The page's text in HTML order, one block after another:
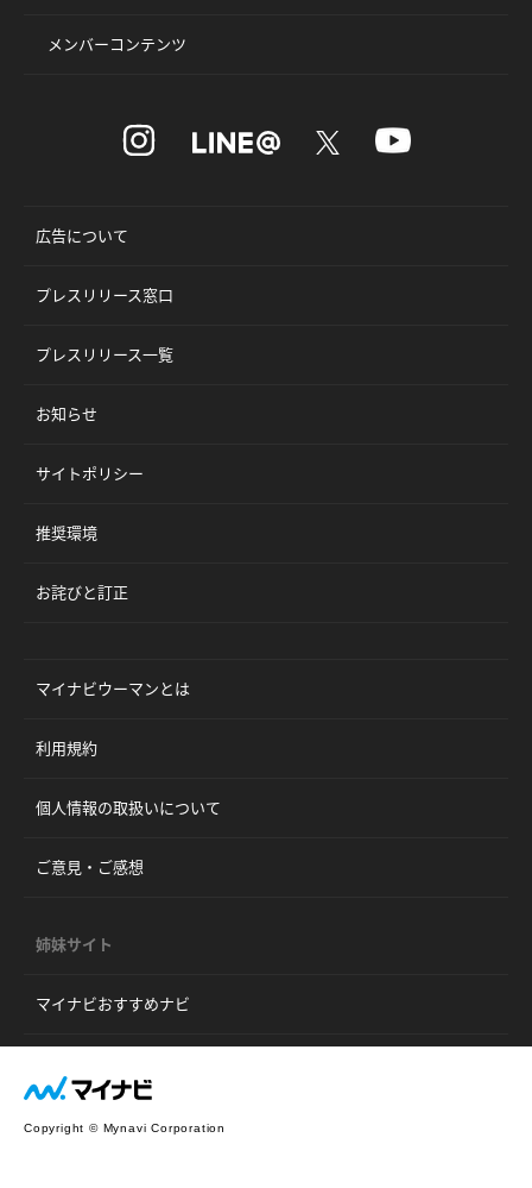
メンバーコンテンツ
広告について
プレスリリース窓口
プレスリリース一覧
お知らせ
サイトポリシー
推奨環境
お詫びと訂正
マイナビウーマンとは
利用規約
個人情報の取扱いについて
ご意見・ご感想
姉妹サイト
マイナビおすすめナビ
Copyright © Mynavi Corporation